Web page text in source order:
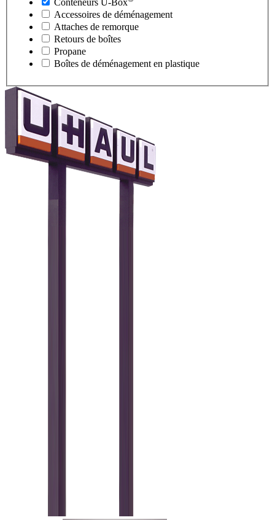
Conteneurs U-Box
Accessoires de déménagement
Attaches de remorque
Retours de boîtes
Propane
Boîtes de déménagement en plastique